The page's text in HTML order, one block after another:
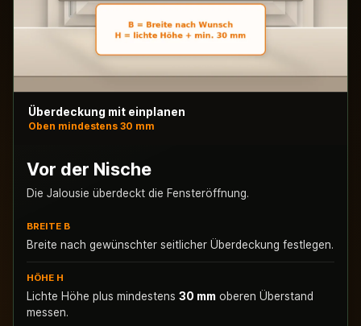
Überdeckung mit einplanen
Oben mindestens 30 mm
Vor der Nische
Die Jalousie überdeckt die Fensteröffnung.
BREITE B
Breite nach gewünschter seitlicher Überdeckung festlegen.
HÖHE H
Lichte Höhe plus mindestens 30 mm oberen Überstand
messen.